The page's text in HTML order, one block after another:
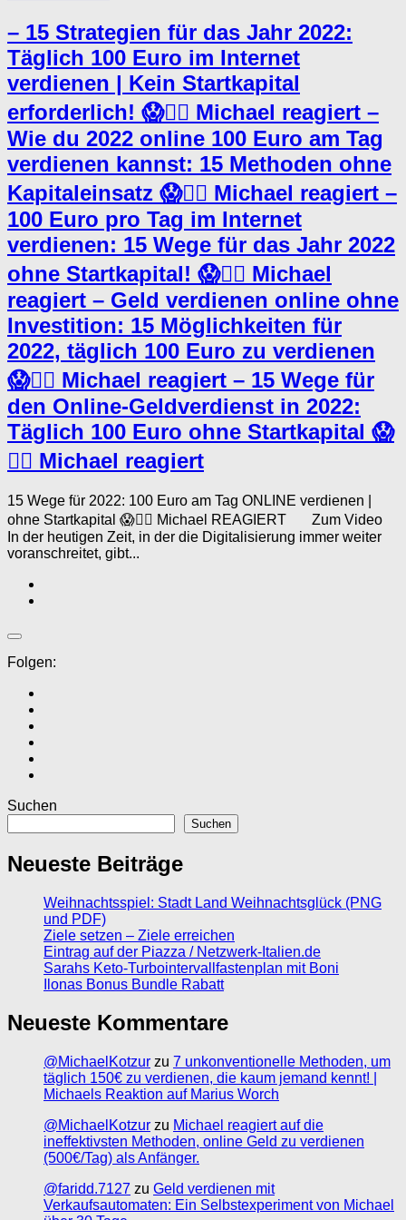
– 15 Strategien für das Jahr 2022:
Täglich 100 Euro im Internet
verdienen | Kein Startkapital
erforderlich! 😱🤦‍♂️ Michael reagiert –
Wie du 2022 online 100 Euro am Tag
verdienen kannst: 15 Methoden ohne
Kapitaleinsatz 😱🤦‍♂️ Michael reagiert –
100 Euro pro Tag im Internet
verdienen: 15 Wege für das Jahr 2022
ohne Startkapital! 😱🤦‍♂️ Michael
reagiert – Geld verdienen online ohne
Investition: 15 Möglichkeiten für
2022, täglich 100 Euro zu verdienen
😱🤦‍♂️ Michael reagiert – 15 Wege für
den Online-Geldverdienst in 2022:
Täglich 100 Euro ohne Startkapital 😱
🤦‍♂️ Michael reagiert
15 Wege für 2022: 100 Euro am Tag ONLINE verdienen |
ohne Startkapital 😱🤦‍♂️ Michael REAGIERT Zum Video
In der heutigen Zeit, in der die Digitalisierung immer weiter
voranschreitet, gibt...
Folgen:
Suchen
Suchen
Neueste Beiträge
Weihnachtsspiel: Stadt Land Weihnachtsglück (PNG
und PDF)
Ziele setzen – Ziele erreichen
Eintrag auf der Piazza / Netzwerk-Italien.de
Sarahs Keto-Turbointervallfastenplan mit Boni
Ilonas Bonus Bundle Rabatt
Neueste Kommentare
@MichaelKotzur zu 7 unkonventionelle Methoden, um
täglich 150€ zu verdienen, die kaum jemand kennt! |
Michaels Reaktion auf Marius Worch
@MichaelKotzur zu Michael reagiert auf die
ineffektivsten Methoden, online Geld zu verdienen
(500€/Tag) als Anfänger.
@faridd.7127 zu Geld verdienen mit
Verkaufsautomaten: Ein Selbstexperiment von Michael